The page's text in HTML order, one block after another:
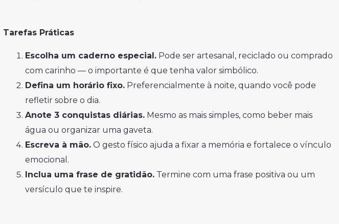
Tarefas Práticas
Escolha um caderno especial. Pode ser artesanal, reciclado ou comprado
com carinho — o importante é que tenha valor simbólico.
Defina um horário fixo. Preferencialmente à noite, quando você pode
refletir sobre o dia.
Anote 3 conquistas diárias. Mesmo as mais simples, como beber mais
água ou organizar uma gaveta.
Escreva à mão. O gesto físico ajuda a fixar a memória e fortalece o vínculo
emocional.
Inclua uma frase de gratidão. Termine com uma frase positiva ou um
versículo que te inspire.